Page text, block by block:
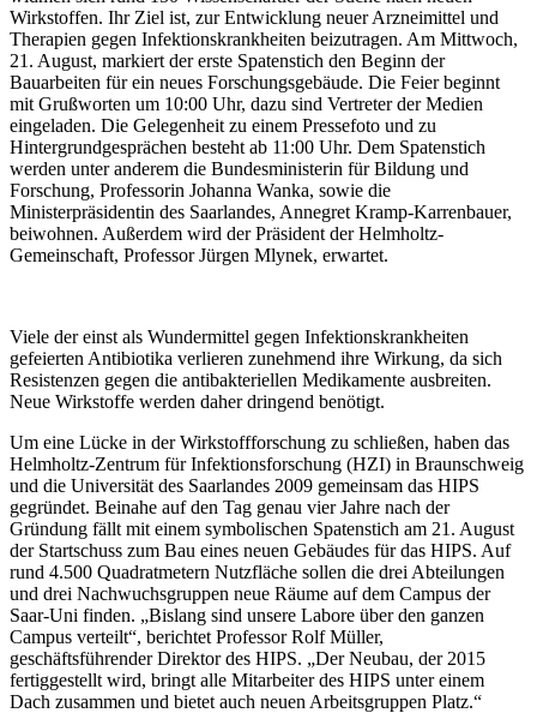
Wirkstoffen. Ihr Ziel ist, zur Entwicklung neuer Arzneimittel und
Therapien gegen Infektionskrankheiten beizutragen. Am Mittwoch,
21. August, markiert der erste Spatenstich den Beginn der
Bauarbeiten für ein neues Forschungsgebäude. Die Feier beginnt
mit Grußworten um 10:00 Uhr, dazu sind Vertreter der Medien
eingeladen. Die Gelegenheit zu einem Pressefoto und zu
Hintergrundgesprächen besteht ab 11:00 Uhr. Dem Spatenstich
werden unter anderem die Bundesministerin für Bildung und
Forschung, Professorin Johanna Wanka, sowie die
Ministerpräsidentin des Saarlandes, Annegret Kramp-Karrenbauer,
beiwohnen. Außerdem wird der Präsident der Helmholtz-
Gemeinschaft, Professor Jürgen Mlynek, erwartet.
Viele der einst als Wundermittel gegen Infektionskrankheiten
gefeierten Antibiotika verlieren zunehmend ihre Wirkung, da sich
Resistenzen gegen die antibakteriellen Medikamente ausbreiten.
Neue Wirkstoffe werden daher dringend benötigt.
Um eine Lücke in der Wirkstoffforschung zu schließen, haben das
Helmholtz-Zentrum für Infektionsforschung (HZI) in Braunschweig
und die Universität des Saarlandes 2009 gemeinsam das HIPS
gegründet. Beinahe auf den Tag genau vier Jahre nach der
Gründung fällt mit einem symbolischen Spatenstich am 21. August
der Startschuss zum Bau eines neuen Gebäudes für das HIPS. Auf
rund 4.500 Quadratmetern Nutzfläche sollen die drei Abteilungen
und drei Nachwuchsgruppen neue Räume auf dem Campus der
Saar-Uni finden. „Bislang sind unsere Labore über den ganzen
Campus verteilt“, berichtet Professor Rolf Müller,
geschäftsführender Direktor des HIPS. „Der Neubau, der 2015
fertiggestellt wird, bringt alle Mitarbeiter des HIPS unter einem
Dach zusammen und bietet auch neuen Arbeitsgruppen Platz.“